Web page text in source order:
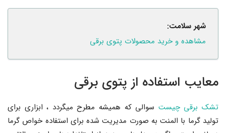
شهر سلامت:
مشاهده و خرید محصولات پتوی برقی
معایب استفاده از پتوی برقی
تشک برقی چیست سوالی که همیشه مطرح میگردد ، ابزاری برای
تولید گرما با المنت به صورت مدیریت شده برای استفاده خواص گرما